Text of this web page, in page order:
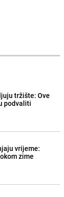
tržište: Ove
podvaliti
vrijeme:
zime